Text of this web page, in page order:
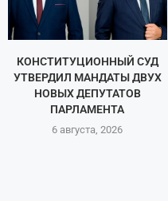
КОНСТИТУЦИОННЫЙ СУД
УТВЕРДИЛ МАНДАТЫ ДВУХ
НОВЫХ ДЕПУТАТОВ
ПАРЛАМЕНТА
6 августа, 2026